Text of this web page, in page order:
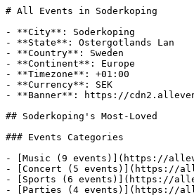
# All Events in Soderkoping

- **City**: Soderkoping
- **State**: Ostergotlands Lan
- **Country**: Sweden
- **Continent**: Europe
- **Timezone**: +01:00
- **Currency**: SEK
- **Banner**: https://cdn2.allevents.in/transup/6c/a7e4546df543b391f9b43e4cb9b268/Property-1-Default-City.webp

## Soderkoping's Most-Loved

### Events Categories

- [Music (9 events)](https://allevents.in/soderkoping/music)
- [Concert (5 events)](https://allevents.in/soderkoping/concerts)
- [Sports (6 events)](https://allevents.in/soderkoping/sports)
- [Parties (4 events)](https://allevents.in/soderkoping/parties)
- [Theatre (4 events)](https://allevents.in/soderkoping/theatre)
- [Festivals (3 events)](https://allevents.in/soderkoping/festivals)
- [Performances (1 events)](https://allevents.in/soderkoping/performances)
- [Health & Wellness (1 events)](https://allevents.in/soderkoping/health-wellness)

## Popular Events in Soderkoping

- **Event Name**: Maxida Märak - Mer än bara en konsert
  - **Description**: Varmt välkommen på konsert med Maxida Märak!

Pris: Medlem 250 kr.  – Ej medlem 300 kr.

Biljetter bokas via: ostrahusbybygdegard@gmail.com
Först till kvarn!

Konsertlängd: ca 60 min. 

Maxida Märak är en av Sveriges mest unika artister, en röst som fo
  - **Date**: Thu, 10 Sep at 07:00 pm (+02:00)
  - **Event URL**: https://allevents.in/soderkoping/maxida-märak-mer-än-bara-en-konsert/200030476899253
  - **Venue**: Östra Husby Bygdegård
  - **Banner**: https://cdn-ip.allevents.in/s/rs:fill:500:250/g:sm/sh:100/aHR0cHM6Ly9jZG4tYXouYWxsZXZlbnRzLmluL2V2ZW50czQvYmFubmVycy8xNDVhY2U2NGE4NDQzZWVjYWI4MTNhNDZmMTJjNWM0N2U5MTkyOGRiNjcwZWIwN2IxZmRmYzQyNjc4ZDg5OGI0LXJpbWctdzExMjUtaDE1ODgtZGNmM2YzZjMtZ21pcj92PTE3ODUzNDE1MTI.avif
  - **Categories**: Concerts, Art
- **Event Name**: Häv & Gräv VikboVändan
  - **Description**: Välkommen till den 12:e upplagan av det populära motionsloppet

🏃🏻‍♀️🚴‍♀️Spring, cykla eller delta i duoklassen

☀️45 km

Godsaker på gårdarna 🦃🍨🍻🍯🍪

Läs mer på https://vikbovandan.se/
  - **Interested Audience**:
    - Count: 141
  - **Date**: Sat, 08 Aug at 09:00 am – Sat, 08 Aug at 06:00 pm (+02:00)
  - **Event URL**: https://allevents.in/soderkoping/häv-and-gräv-vikbovändan/200029984076146
  - **Venue**: ICA Supermarket Östra Husby
  - **Banner**: https://cdn-ip.allevents.in/s/rs:fill:500:250/g:sm/sh:100/aHR0cHM6Ly9jZG4tYXouYWxsZXZlbnRzLmluL2V2ZW50czEvYmFubmVycy8wYTg2NGM4MDM3ZDQxYjdjYmQ2NmM0NjZjODQ5MTI1ODlhMzFlYmY0ZTk4ZTkwYzA3ZWNlMTdiNGM1MDYyNGYzLXJpbWctdzEyMDAtaDgwMC1kYzg4YTg0OC1nbWlyP3Y9MTc4NTY4MjI1Nw.avif
- **Event Name**: Konsert med Simon o Frank Ådahl
  - **Description**: Lyssna på en härlig konsert med bröderna Ådahl. För mer än 50 år sedan kom brödernas första platta ut. Det var en EP där Frank och Simon (9 och 12 år) sjöng storebror Dans sånger. Sedan dess har mycket hänt men musiken har alltid varit en viktig del i brö
  - **Date**: Fri, 14 Aug at 07:00 pm (+02:00)
  - **Event URL**: https://allevents.in/soderkoping/konsert-med-simon-o-frank-Ådahl/200030508930936
  - **Venue**: Bielkegatan 24, 61430 Söderköping, Sweden
  - **Banner**: https://cdn-ip.allevents.in/s/rs:fill:500:250/g:sm/sh:100/aHR0cHM6Ly9jZG4tYXouYWxsZXZlbnRzLmluL2V2ZW50czYvYmFubmVycy9hOTNmYzMxNjEwZDQzZjk1NGM1OWM3YzNiNzQxYTIwN2YxYjNiMTg0ZDQ1MDcxOWQ1MDk5NTczYWUxZDI3Y2ZiLXJpbWctdzkyNy1oNDM3LWRjZjhmOGY4LWdtaXI_dj0xNzg1ODc3NDE2.avif
  - **Categories**: Concerts
- **Event Name**: Yoga i bygdegården
  - **Description**: Yoga i bygdegården i höst! 

Välkommen att yoga med mig på tisdagskvällar i Östra Husbys bygdegård. Under en timme rör vi på kroppen, bygger styrka, stretchar, landar i nuet och avslutar med en skön stunds avslappning. Klassen passar både dig som är nybör
  - **Interested Audience**:
    - Count: 5
  - **Date**: Tue, 08 Sep at 06:00 pm – Tue, 08 Sep at 07:00 pm (+02:00)
  - **Event URL**: https://allevents.in/soderkoping/yoga-i-bygdegården/200030476902427
  - **Venue**: Östra Husby Bygdegård
  - **Banner**: https://cdn-ip.allevents.in/s/rs:fill:500:250/g:sm/sh:100/aHR0cHM6Ly9jZG4tYXouYWxsZXZlbnRzLmluL2V2ZW50czMvYmFubmVycy9hNmRhNjdhNzYwNjkwYmU2Yzc5YTg1NjFjYzVjZWFkZmUxM2U2NjA2Y2M2MDlmMDQ0NDRjYTZjYTA3MGQ2Mjc2LXJpbWctdzEyMDAtaDEyMDAtZGNmOGU4ZDgtZ21pcj92PTE3ODYxNDg2Nzc.avif
  - **Categories**: health-wellness
- **Event Name**: Sommarmusik på Vikbolandet 2026: Fransk sommar
  - **Description**: Ett program med organisten Anders Inge
  - **Interested Audience**:
    - Count: 14
  - **Date**: Thu, 13 Aug at 07:00 pm (+02:00)
  - **Event URL**: https://allevents.in/soderkoping/sommarmusik-på-vikbolandet-2026-fransk-sommar/200030476902223
  - **Venue**: Östra Stenby kyrka
  - **Banner**: https://cdn-ip.allevents.in/s/rs:fill:500:250/g:sm/sh:100/aHR0cHM6Ly9jZG4tYXouYWxsZXZlbnRzLmluL2V2ZW50czQvYmFubmVycy9kNzBiZWNkMTRiM2Q5YTQ0OTczZDdhZGU1MjE5NTY1MDhjYWY1MWZjMWViOWVkZjVmY2ExNzVhYWIzZDA2NGM5LXJpbWctdzEyMDAtaDY3Ni1kY2M4YzhkOC1nbWlyP3Y9MTc4NjAzODQwNA.avif
- **Event Name**: Sommarmusik på Vikbolandet 2026: Sensommarsång
  - **Description**: Bel Cantokören från Norrköping sjunger ledning av Henrik Bergion.
  - **Interested Audience**:
    - Count: 19
  - **Date**: Thu, 27 Aug at 07:00 pm (+02:00)
  - **Event URL**: https://allevents.in/soderkoping/sommarmusik-på-vikbolandet-2026-sensommarsång/200030476896608
  - **Venue**: Kuddby kyrka
  - **Banner**: https://cdn-ip.allevents.in/s/rs:fill:500:250/g:sm/sh:100/aHR0cHM6Ly9jZG4tYXouYWxsZXZlbnRzLmluL2V2ZW50czQvYmFubmVycy8zODRmNWQ5NjlkY2ZkODFhMjgzZmQxYWE3NzJiZjMzOGYxMWQ2MzFhOThhZmM3ZDcyM2IxMWZiMjBkM2MxM2Y3LXJpbWctdzEyMDAtaDY3Ni1kYzA4MTgwOC1nbWlyP3Y9MTc4NTk4MTE0Ng.avif
- **Event Name**: Linköpings Storband på Jägmästargården 15 aug 2026
  - **Description**: Linköpings Storband underhåller med svängig jazzmusik
insläpp 16.00
spelningen börjar 17.00
inträde 100kr gärna kontant
Gofika och tacobuffe finns att tillgå
( blir ni många som vill ha buffe , beställ gärna för garanterad tillgång)
välkomna
  - **Interested Audience**:
    - Count: 25
  - **Date**: Sat, 15 Aug at 05:00 pm (+02:00)
  - **Event URL**: https://allevents.in/soderkoping/linköpings-storband-på-jägmästargården-15-aug-2026/200029987881646
  - **Venue**: Lund, Jägmästargården 1, Söderköping
  - **Banner**: https://cdn-ip.allevents.in/s/rs:fill:500:250/g:sm/sh:100/aHR0cHM6Ly9jZG4tYXouYWxsZXZlbnRzLmluL2V2ZW50czgvYmFubmVycy8wYzY0NWMwYmZjZjA3YTUyOTQ5M2ZjOTM2M2IyOTdkNzNkYmQzZTNiOGNjOWRjMTljZDFlMDdhYjM1ZDdkOGEyLXJpbWctdzEyMDAtaDkwMC1kYzQ4ODhjOC1nbWlyP3Y9MTc4NTU5Mzk5MA.avif
- **Event Name**: Sommarläsning och bokcirkel
  - **Description**: Läs den svenska klassikern Pennskaftet över sommaren!  Låneexemplar finns att hämta i disken på biblioteket. 


Passa även på att se pjäsen om Elin Wägner här i Söderköping den 31 maj. Läs mer här: https://www.riksteatern.se/forestallningar/elins-stora-la
  - **Interested Audience**:
    - Count: 15
  - **Date**: Tue, 18 Aug at 06:30 pm (+02:00)
  - **Event URL**: https://allevents.in/soderkoping/sommarläsning-och-bokcirkel/200030422335718
  - **Venue**: Stinsen, Margaretagatan 19, 614 80 Söderköping, Sweden
  - **Banner**: https://cdn-ip.allevents.in/s/rs:fill:500:250/g:sm/sh:100/aHR0cHM6Ly9jZG4tYXouYWxsZXZlbnRzLmluL2V2ZW50czYvYmFubmVycy9hNzI2YWJlMzg2YmU1MWJmMmFmMjg3ZGE3NTNhY2Y1ZjA1MDlmYWEwMzUxMTk0YWQ0NDFhZGM0Mzk2MzlmZDBmLXJpbWctdzEyMDAtaDY3NS1kYzhjYTY3Ny1nbWlyP3Y9MTc4NTE3Njc0Mw.avif
- **Event Name**: Söderköping OCR 2026
  - **Description**: Vart går din gräns?
  - **Interested Audience**:
    - Count: 80
  - **Date**: Sat, 15 Aug at 09:00 am (+02:00)
  - **Event URL**: https://allevents.in/soderkoping/söderköping-ocr-2026/200029394809541
  - **Venue**: Petersburg Söderköping
  - **Banner**: https://cdn-ip.allevents.in/s/rs:fill:500:250/g:sm/sh:100/aHR0cHM6Ly9jZG4tYXouYWxsZXZlbnRzLmluL2V2ZW50czEwL2Jhbm5lcnMvYmFhNTI4MTM2MzQzOGMzZDdmODk4ODRjY2VhYWZhNThjODk2MzRkZjUxNzAxNGI3ZWY5M2UwM2QxZDAxMWMwZi1yaW1nLXcxMjAwLWg4MDAtZGMxODE4MDgtZ21pcj92PTE3ODYxNzk1MDg.avif

## Artists & Performers on Tour in Soderkoping

- **Artist**: Bailey Zimmerman
  - **Artist Page**: https://allevents.in/performer/bailey-zimmerman
- **Artist**: Darell
  - **Artist Page**: https://allevents.in/performer/darell
- **Artist**: Benjamin Ingrosso
  - **Artist Page**: https://allevents.in/performer/benjamin-ingrosso
- **Artist**: Ella Mai
  - **Artist Page**: https://allevents.in/performer/ella-mai
- **Artist**: Simple Plan
  - **Artist Page**: https://allevents.in/performer/simple-plan
- **Artist**: ElGrandeToto
  - **Artist Page**: https://allevents.in/performer/elgrandetoto
- **Artist**: Bolaget
  - **Artist Page**: https://allevents.in/performer/bolaget
- **Artist**: Murda
  - **Artist Page**: https://allevents.in/performer/murda
- **Artist**: The Proclaimers
  - **Artist Page**: https://allevents.in/performer/the-proclaimers
- **Artist**: Hooja
  - **Artist Page**: https://allevents.in/performer/hooja
- **Artist**: Molly Sandén
  - **Artist Page**: https://allevents.in/performer/molly-sand-n
- **Artist**: Dizzee Rascal
  - **Artist Page**: https://allevents.in/performer/dizzee-rascal
- **Artist**: ItaloBrothers
  - **Artist Page**: https://allevents.in/performer/italobrothers
- **Artist**: Nazareth
  - **Artist Page**: https://allevents.in/performer/nazareth
- **Artist**: Amaranthe
  - **Artist Page**: https://allevents.in/performer/amaranthe
- **Artist**: Babblarna
  - **Artist Page**: https://allevents.in/performer/babblarna
- **Artist**: Joe Bonamassa
  - **Artist Page**: https://allevents.in/performer/joe-bonamassa
- **Artist**: Cat Power
  - **Artist Page**: https://allevents.in/performer/cat-power
- **Artist**: Self Deception
  - **Artist Page**: https://allevents.in/performer/self-deception
- **Artist**: Sisters of Mercy
  - **Artist Page**: https://allevents.in/performer/sisters-of-mercy
- **Artist**: Magnus Uggla
  - **Artist Page**: https://allevents.in/performer/magnus-uggla
- **Artist**: Tomas Ledin
  - **Artist Page**: https://allevents.in/performer/tomas-ledin
- **Artist**: Eah Jé
  - **Artist Page**: https://allevents.in/performer/